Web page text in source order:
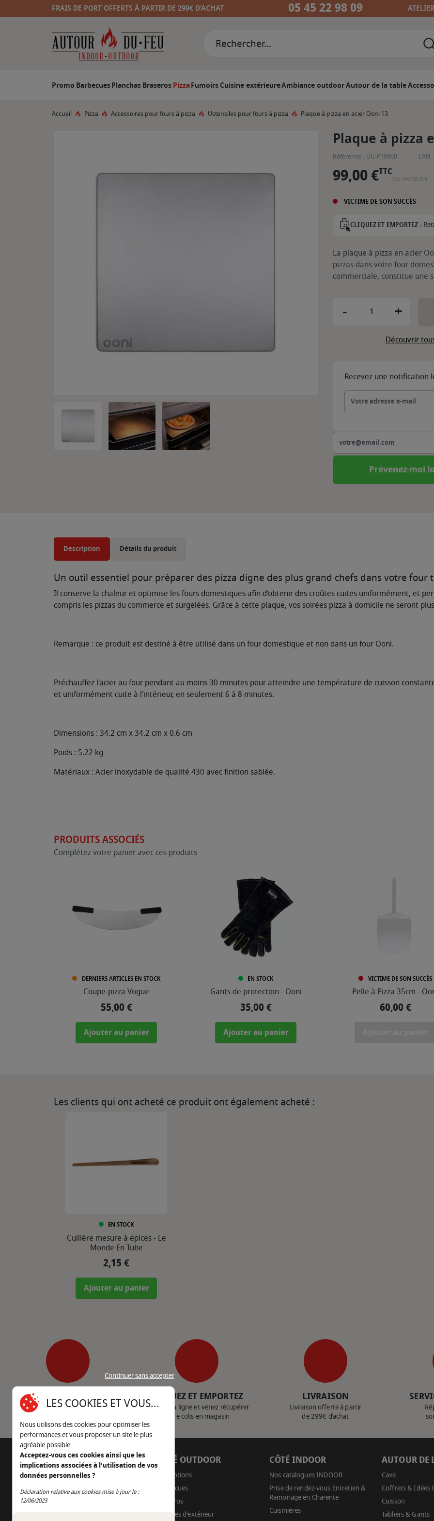
FRAIS DE PORT OFFERTS À PARTIR DE 299€ D’ACHAT 05 45 22 98 09
Promo BarbecuesPlanchasBraserosPizzaFumoirsCuisine extérieureAmbiance outdoorAutour de la table
Accueil Pizza Accessoires pour fours à pizza Ustensiles pour fours à pizza Plaque à pizza en acier Ooni 13
Plaque à pizza
Référence : UU-P19900 EAN :
99,00 €TTC
OU PAYER EN
VICTIME DE SON SUCCÈS
CLIQUEZ ET EMPORTEZ -
La plaque à pizza en acier
pizzas dans votre four
commerciale, constitue une
- +
Découvrir
Recevez une notification
Prévenez-moi
Description Détails du produit
Un outil essentiel pour préparer des pizza digne des plus grand chefs dans votre four
Il conserve la chaleur et optimise les fours domestiques afin d’obtenir des croûtes cuites uniformément, et
compris les pizzas du commerce et surgelées. Grâce à cette plaque, vos soirées pizza à domicile ne seront
Remarque : ce produit est destiné à être utilisé dans un four domestique et non dans un four Ooni.
Préchauffez l'acier au four pendant au moins 30 minutes pour atteindre une température de cuisson
et uniformément cuite à l'intérieur, en seulement 6 à 8 minutes.
Dimensions : 34.2 cm x 34.2 cm x 0.6 cm
Poids : 5.22 kg
Matériaux : Acier inoxydable de qualité 430 avec finition sablée.
PRODUITS ASSOCIÉS
Complétez votre panier avec ces produits
DERNIERS ARTICLES EN STOCK
Coupe-pizza Vogue
Prix
55,00 €
Ajouter au panier
EN STOCK
Gants de protection - Ooni
Prix
35,00 €
Ajouter au panier
VICTIME DE SON SUCCÈS
Pelle à Pizza 35cm -
Prix
60,00 €
Les clients qui ont acheté ce produit ont également acheté :
EN STOCK
Cuillère mesure à épices - Le
Monde En Tube
Prix
2,15 €
Ajouter au panier
SERVICE CLIENT
Nous contacter
CLIQUEZ ET EMPORTEZ
Achetez en ligne et venez récupérer
votre colis en magasin
LIVRAISON
Livraison offerte à partir
de 299€ d’achat
AUTOUR DU FEU
05 45 22 98 09
Nous envoyer un e-mail
CÔTÉ OUTDOOR
Promotions
Barbecues
Braseros
Cuisines d'extérieur
CÔTÉ INDOOR
Nos catalogues INDOOR
Prise de rendez-vous Entretien &
Ramonage en Charente
Cuisinières
AUTOUR DE
Cave
Coffrets & Idées
Cuisson
Tabliers & Gants
Continuer sans accepter
LES COOKIES ET VOUS...
Nous utilisons des cookies pour optimiser les
performances et vous proposer un site le plus
agréable possible.
Acceptez-vous ces cookies ainsi que les
implications associées à l'utilisation de vos
données personnelles ?
Déclaration relative aux cookies mise à jour le :
12/06/2023